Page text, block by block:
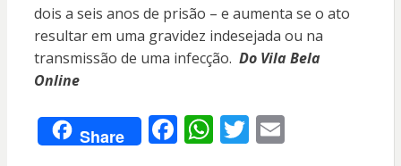
dois a seis anos de prisão – e aumenta se o ato
resultar em uma gravidez indesejada ou na
transmissão de uma infecção. Do Vila Bela
Online
Share F W T E